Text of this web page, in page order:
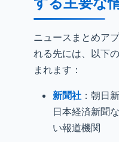
ニュースまとめア
れる先には、以下
まれます：
新聞社 ：朝日
日本経済新聞
い報道機関